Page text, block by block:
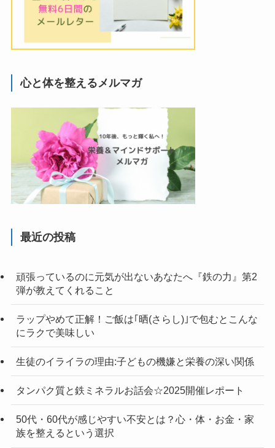
心と体を整えるメルマガ
最近の投稿
頑張っているのに元気が出ないあなたへ『鉄の力』第2
弾が教えてくれること
ラップやめて正解！ご飯は｢晒(さらし)｣で包むとこんな
にラクで美味しい
生徒のイライラの理由:子どもの機嫌と栄養の深い関係
タンパク質と鉄ミネラルお話会☆2025開催レポート
50代・60代が感じやすい不安とは？心・体・お金・家
族を整えるという選択